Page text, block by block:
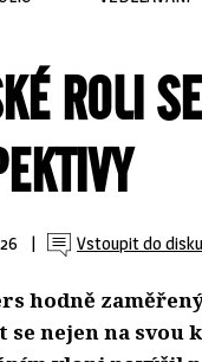
ROLI
| Vstoupit do
hodně
nejen na svou